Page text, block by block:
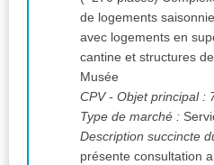
de logements saisonniers Garage à
avec logements en
cantine et structures
Musée
CPV- Objet principal :
Type de marché :
Description succincte
présente consultation